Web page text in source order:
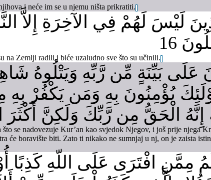
i neće im se u njemu ništa prikratiti.
لَيْسَ لَهُمْ فِي الآخِرَةِ إِلاَّ
16
na Zemlji radili i biće uzaludno sve što su učinili.
عَلَى بَيِّنَةٍ مِّن رَّبِّهِ وَيَتْلُوهُ
يُؤْمِنُونَ بِهِ وَمَن يَكْفُرْ بِهِ
الْحَقُّ مِن رَّبِّكَ وَلَكِنَّ أَكْثَرَ
se nadovezuje Kur’an kao svjedok Njegov, i još prije njega
boravište biti. Zato ti nikako ne sumnjaj u nj, on je zaista
مِمَّنِ افْتَرَى عَلَى اللّهِ كَذِبًا